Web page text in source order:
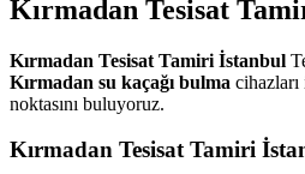
Kırmadan Tesisat
Kırmadan Tesisat Tamiri İstanbul
Kırmadan su kaçağı bulma
noktasını buluyoruz.
Kırmadan Tesisat Tamiri